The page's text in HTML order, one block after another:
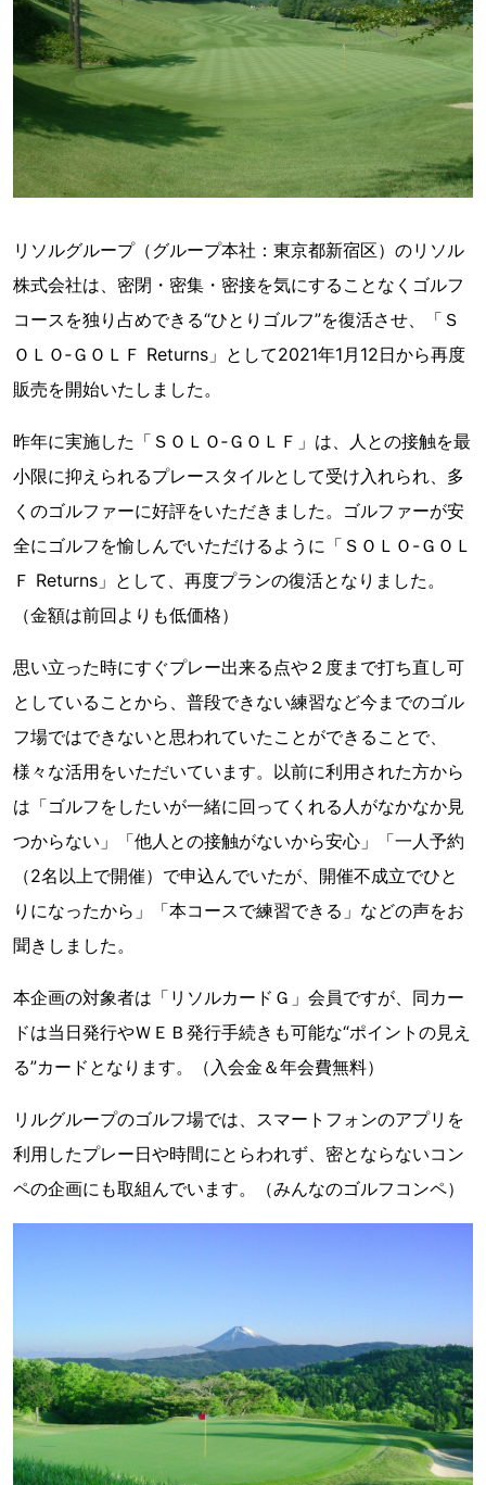
リソルグループ（グループ本社：東京都新宿区）のリソル
株式会社は、密閉・密集・密接を気にすることなくゴルフ
コースを独り占めできる“ひとりゴルフ”を復活させ、「Ｓ
ＯＬＯ‐ＧＯＬＦ Returns」として2021年1月12日から再度
販売を開始いたしました。
昨年に実施した「ＳＯＬＯ‐ＧＯＬＦ」は、人との接触を最
小限に抑えられるプレースタイルとして受け入れられ、多
くのゴルファーに好評をいただきました。ゴルファーが安
全にゴルフを愉しんでいただけるように「ＳＯＬＯ-ＧＯＬ
Ｆ Returns」として、再度プランの復活となりました。
（金額は前回よりも低価格）
思い立った時にすぐプレー出来る点や２度まで打ち直し可
としていることから、普段できない練習など今までのゴル
フ場ではできないと思われていたことができることで、
様々な活用をいただいています。以前に利用された方から
は「ゴルフをしたいが一緒に回ってくれる人がなかなか見
つからない」「他人との接触がないから安心」「一人予約
（2名以上で開催）で申込んでいたが、開催不成立でひと
りになったから」「本コースで練習できる」などの声をお
聞きしました。
本企画の対象者は「リソルカードＧ」会員ですが、同カー
ドは当日発行やＷＥＢ発行手続きも可能な“ポイントの見え
る”カードとなります。（入会金＆年会費無料）
リルグループのゴルフ場では、スマートフォンのアプリを
利用したプレー日や時間にとらわれず、密とならないコン
ペの企画にも取組んでいます。（みんなのゴルフコンペ）